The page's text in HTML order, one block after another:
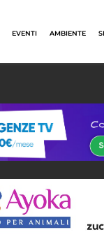
EVENTI AMBIENTE